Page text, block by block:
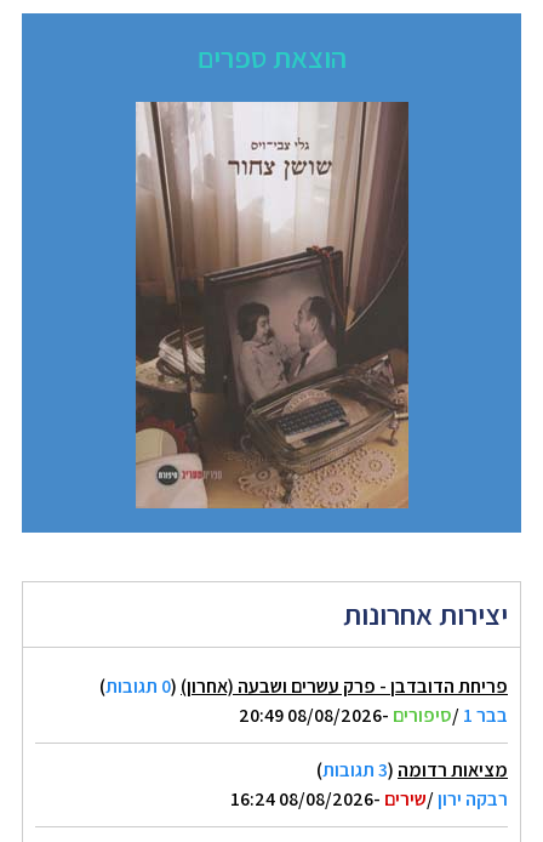
הוצאת ספרים
יצירות אחרונות
פריחת הדובדבן - פרק עשרים ושבעה (אחרון) (0 תגובות
)
בבר 1
/סיפורים -08/08/2026 20:49
מציאות רדומה (3 תגובות
)
רבקה ירון/שירים -08/08/2026 16:24